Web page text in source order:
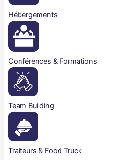
Hébergements
Conférences & Formations
Team Building
Traiteurs & Food Truck